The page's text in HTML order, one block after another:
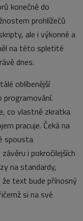
konečně do
prohlížečů
ale i výkonné a
na této spletité
dnes.
oblíbenější
co vlastně zkratka
pracuje. Čeká na
spousta
i pokročilejších
na standardy,
že text bude přínosný
si na své